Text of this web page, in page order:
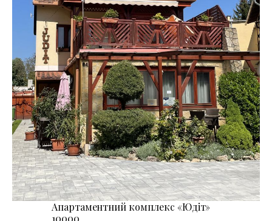
Апартаментний комплекс «Юдіт»
10000